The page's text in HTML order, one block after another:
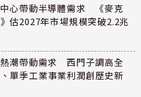
心帶動半導體需求 《麥克
估2027年市場規模突破2.2兆
潮帶動需求 西門子調高全
單季工業事業利潤創歷史新